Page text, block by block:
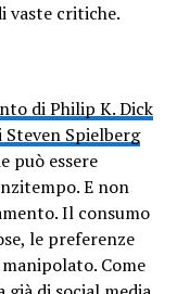
vaste critiche.
di Philip K. Dick
Spielberg
può essere
E non
Il consumo
le preferenze
Come